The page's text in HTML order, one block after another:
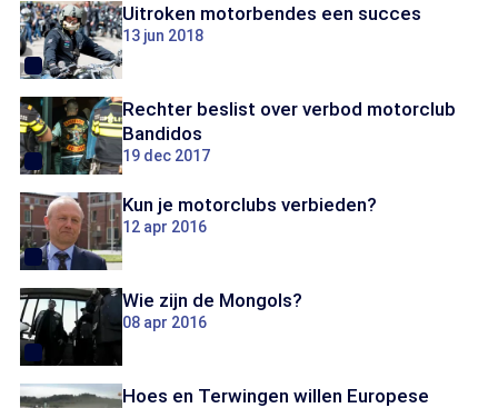
Uitroken motorbendes een succes
13 jun 2018
Rechter beslist over verbod motorclub
Bandidos
19 dec 2017
Kun je motorclubs verbieden?
12 apr 2016
Wie zijn de Mongols?
08 apr 2016
Hoes en Terwingen willen Europese